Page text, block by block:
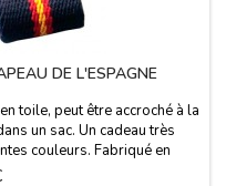
DE L'ESPAGNE
toile, peut être accroché à la
un sac. Un cadeau très
couleurs. Fabriqué en
x 3 cm